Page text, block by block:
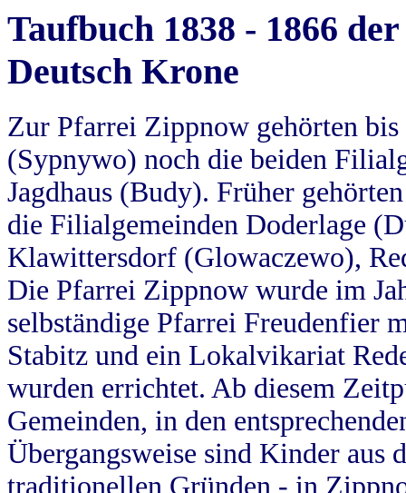
Taufbuch 1838 - 1866
Deutsch Krone
Zur Pfarrei Zippnow gehörten
(Sypnywo) noch die beiden
Jagdhaus (Budy). Früher
die Filialgemeinden Doderlage
Klawittersdorf (Glowaczewo),
Die Pfarrei Zippnow wurde im
selbständige Pfarrei Freudenfier
Stabitz und ein Lokalvikariat
wurden errichtet. Ab diesem
Gemeinden, in den
Übergangsweise sind Kinder aus
traditionellen Gründen - in